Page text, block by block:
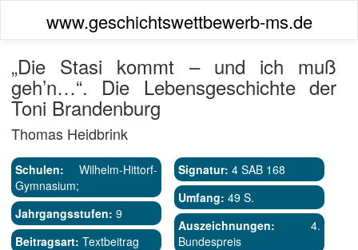
www.geschichtswettbewerb-ms.de
„Die Stasi kommt – und ich muß
geh’n…“. Die Lebensgeschichte der
Toni Brandenburg
Thomas Heidbrink
Schulen: Wilhelm-Hittorf-
Gymnasium;
Jahrgangsstufen: 9
Beitragsart: Textbeitrag
Signatur: 4 SAB 168
Umfang: 49 S.
Auszeichnungen: 4.
Bundespreis